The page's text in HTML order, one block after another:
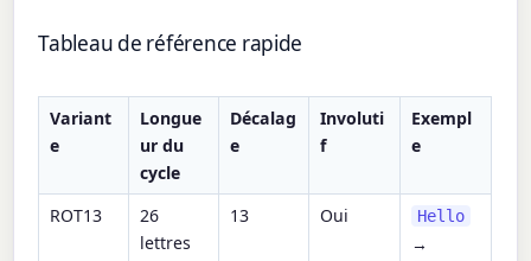
Tableau de référence rapide
Variant
e
Longue
ur du
cycle
Décalag
e
Involuti
f
Exempl
e
ROT13
26
lettres
13 Oui Hello
→